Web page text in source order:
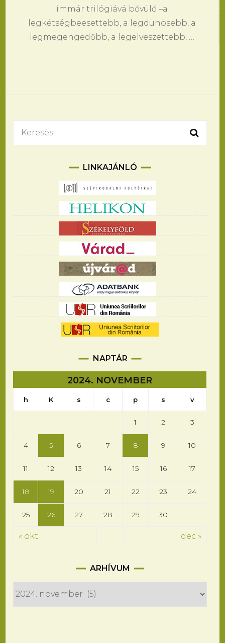
immár trilógiává bővülő –a
legkétségbeesettebb, a legdühösebb, a
legmegengedőbb, a legelveszettebb, …
Keresés:
LINKAJÁNLÓ
NAPTÁR
2024. NOVEMBER
h K s c p s v
1 2 3
4 5 6 7 8 9 10
11 12 13 14 15 16 17
18 19 20 21 22 23 24
25 26 27 28 29 30
« okt dec »
ARHÍVUM
Arhívum